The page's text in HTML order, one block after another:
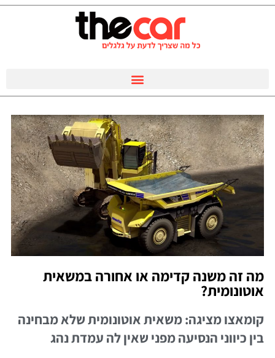
מה זה משנה קדימה או אחורה במשאית
אוטונומית?
קומאצו מציגה: משאית אוטונומית שלא מבחינה
בין כיווני הנסיעה מפני שאין לה עמדת נהג